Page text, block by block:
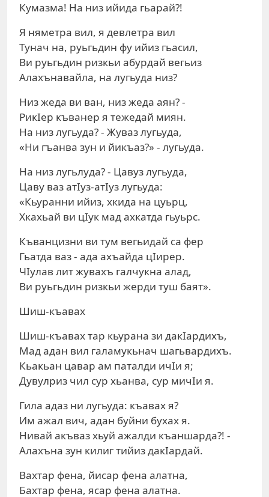
Кумазма! На низ ийида гьарай?!
Я няметра вил, я девлетра вил
Тунач на, руьгьдин фу ийиз гьасил,
Ви руьгьдин ризкьи абурдай вегьиз
Алахънавайла, на лугьуда низ?
Низ жеда ви ван, низ жеда аян? -
РикIер къванер я тежедай миян.
На низ лугьуда? - Жуваз лугьуда,
«Ни гъанва зун и йикъаз?» - лугьуда.
На низ лугьлуда? - Цавуз лугьуда,
Цаву ваз атIуз-атIуз лугьуда:
«Кьуранни ийиз, хкида на цуьрц,
Хкахьай ви цIук мад ахкатда гьуьрс.
Къванцизни ви тум вегьидай са фер
Гьатда ваз - ада ахъайда цIирер.
ЧIулав лит жувахъ галчукна алад,
Ви руьгьдин ризкьи жерди туш баят».
Шиш-къавах
Шиш-къавах тар кьурана зи дакIардихъ,
Мад адан вил галамукьнач шагьвардихъ.
Кьакьан цавар ам паталди ичIи я;
Дувулриз чил сур хьанва, сур мичIи я.
Гила адаз ни лугьуда: къавах я?
Им ажал вич, адан буйни бухах я.
Нивай акъваз хьуй ажалди къаншарда?! -
Алахъна зун килиг тийиз дакIардай.
Вахтар фена, йисар фена алатна,
Бахтар фена, ясар фена алатна.